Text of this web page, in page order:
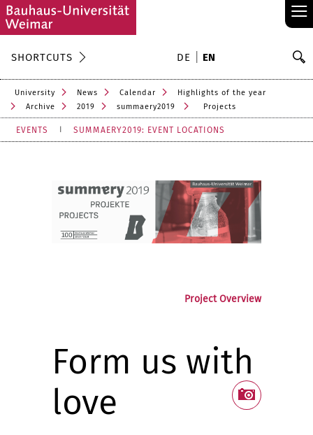
≡
SHORTCUTS DE EN
University News Calendar
Highlights of the year
Archive
2019 summaery2019 Projects
EVENTS SUMMAERY2019: EVENT LOCATIONS
Project Overview
Form us with
love